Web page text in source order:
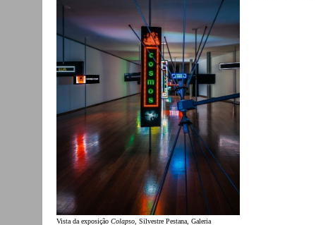
Vista da exposição Colapso, Silvestre Pestana, Galeria